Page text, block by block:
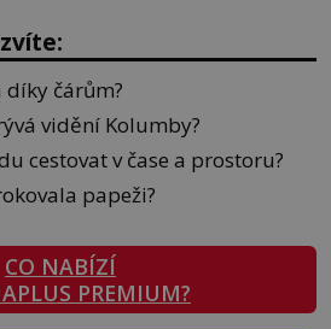
čárům?
vidění Kolumby?
cestovat v čase a prostoru?
papeži?
CO NABÍZÍ
PREMIUM?